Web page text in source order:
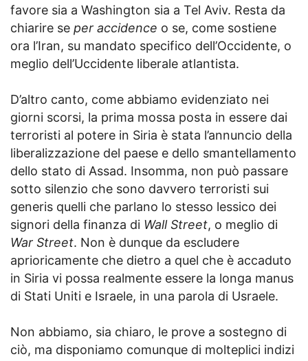
favore sia a Washington sia a Tel Aviv. Resta da
chiarire se per accidence o se, come sostiene
ora l’Iran, su mandato specifico dell’Occidente, o
meglio dell’Uccidente liberale atlantista.
D’altro canto, come abbiamo evidenziato nei
giorni scorsi, la prima mossa posta in essere dai
terroristi al potere in Siria è stata l’annuncio della
liberalizzazione del paese e dello smantellamento
dello stato di Assad. Insomma, non può passare
sotto silenzio che sono davvero terroristi sui
generis quelli che parlano lo stesso lessico dei
signori della finanza di Wall Street, o meglio di
War Street. Non è dunque da escludere
aprioricamente che dietro a quel che è accaduto
in Siria vi possa realmente essere la longa manus
di Stati Uniti e Israele, in una parola di Usraele.
Non abbiamo, sia chiaro, le prove a sostegno di
ciò, ma disponiamo comunque di molteplici indizi